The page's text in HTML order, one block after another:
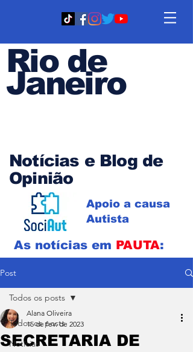
Rio de
Janeiro
Notícias e Blog de
Opinião
Apoio a causa
Autista
As notícias em PAUTA:
Post
Todos os posts
Notícias
Todos os posts
SECRETARIA DE
Alana Oliveira
15 de fev. de 2023